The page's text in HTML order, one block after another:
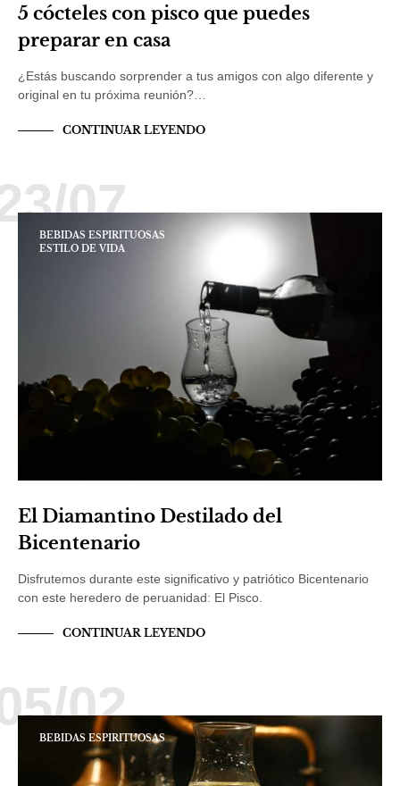
5 cócteles con pisco que puedes
preparar en casa
¿Estás buscando sorprender a tus amigos con algo diferente y
original en tu próxima reunión?…
CONTINUAR LEYENDO
07
BEBIDAS ESPIRITUOSAS
ESTILO DE VIDA
El Diamantino Destilado del
Bicentenario
Disfrutemos durante este significativo y patriótico Bicentenario
con este heredero de peruanidad: El Pisco.
CONTINUAR LEYENDO
02
BEBIDAS ESPIRITUOSAS